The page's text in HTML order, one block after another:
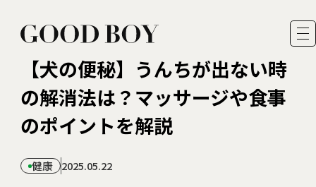
【犬の便秘】うんちが出ない時
の解消法は？マッサージや食事
のポイントを解説
健康 2025.05.22